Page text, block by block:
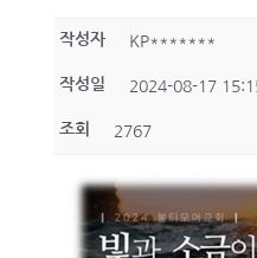
작성자 KP*******
작성일 2024-08-17
조회 2767